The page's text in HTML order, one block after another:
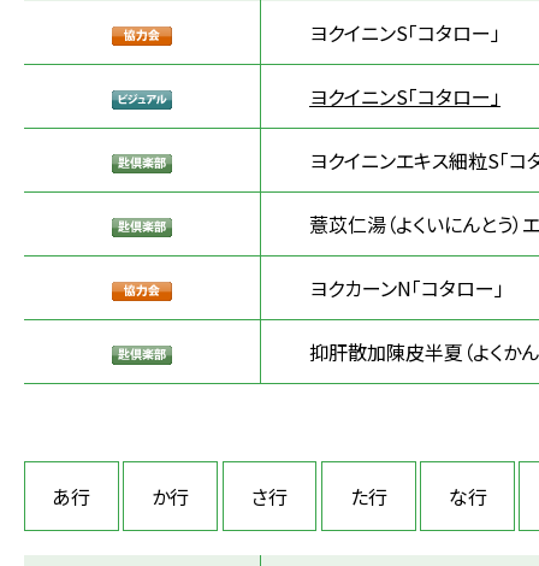
ヨクイニンS「コタロー」
ヨクイニンS「コタロー」
ヨクイニンエキス細粒S「コ
薏苡仁湯（よくいにんとう）
ヨクカーンN「コタロー」
抑肝散加陳皮半夏（よくか
あ行 か行 さ行 た行 な行